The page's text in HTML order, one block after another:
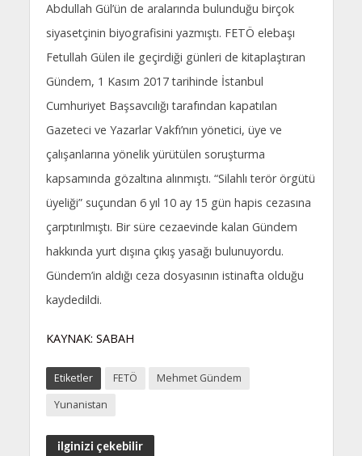
Abdullah Gül’ün de aralarında bulunduğu birçok
siyasetçinin biyografisini yazmıştı. FETÖ elebaşı
Fetullah Gülen ile geçirdiği günleri de kitaplaştıran
Gündem, 1 Kasım 2017 tarihinde İstanbul
Cumhuriyet Başsavcılığı tarafından kapatılan
Gazeteci ve Yazarlar Vakfı’nın yönetici, üye ve
çalışanlarına yönelik yürütülen soruşturma
kapsamında gözaltına alınmıştı. “Silahlı terör örgütü
üyeliği” suçundan 6 yıl 10 ay 15 gün hapis cezasına
çarptırılmıştı. Bir süre cezaevinde kalan Gündem
hakkında yurt dışına çıkış yasağı bulunuyordu.
Gündem’in aldığı ceza dosyasının istinafta olduğu
kaydedildi.
KAYNAK: SABAH
Etiketler FETÖ
Mehmet Gündem
Yunanistan
ilginizi çekebilir